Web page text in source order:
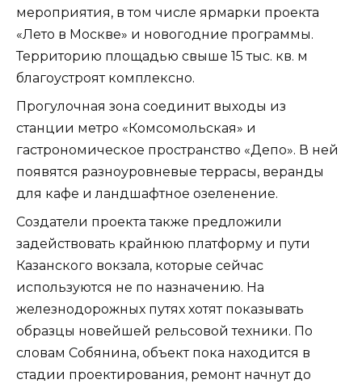
мероприятия, в том числе ярмарки проекта
«Лето в Москве» и новогодние программы.
Территорию площадью свыше 15 тыс. кв. м
благоустроят комплексно.
Прогулочная зона соединит выходы из
станции метро «Комсомольская» и
гастрономическое пространство «Депо». В ней
появятся разноуровневые террасы, веранды
для кафе и ландшафтное озеленение.
Создатели проекта также предложили
задействовать крайнюю платформу и пути
Казанского вокзала, которые сейчас
используются не по назначению. На
железнодорожных путях хотят показывать
образцы новейшей рельсовой техники. По
словам Собянина, объект пока находится в
стадии проектирования, ремонт начнут до